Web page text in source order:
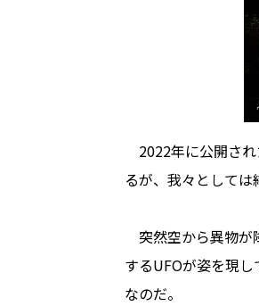
2022年に公開され
るが、我々としては
突然空から異物が
するUFOが姿を現
なのだ。